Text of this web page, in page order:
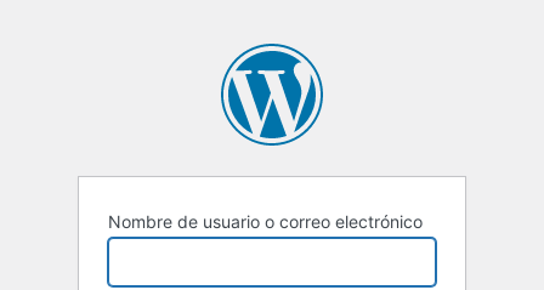
Nombre de usuario o correo electrónico